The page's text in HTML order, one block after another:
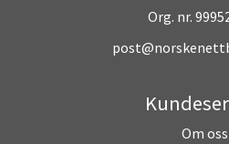
Org. nr.
Om oss